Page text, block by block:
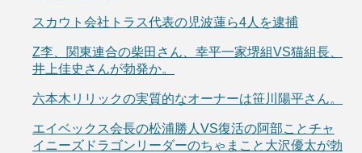
スカウト会社トラス代表の児波蓮ら4人を逮捕
Z李、関東連合の柴田さん、幸平一家堺組VS猫組長、
井上佳史さんが勃発か。
六本木リリックの実質的なオーナーは笹川陽平さん。
エイベックス会長の松浦勝人VS復活の阿部ことチャ
イニーズドラゴンリーダーのちゃまこと大沢優太が勃